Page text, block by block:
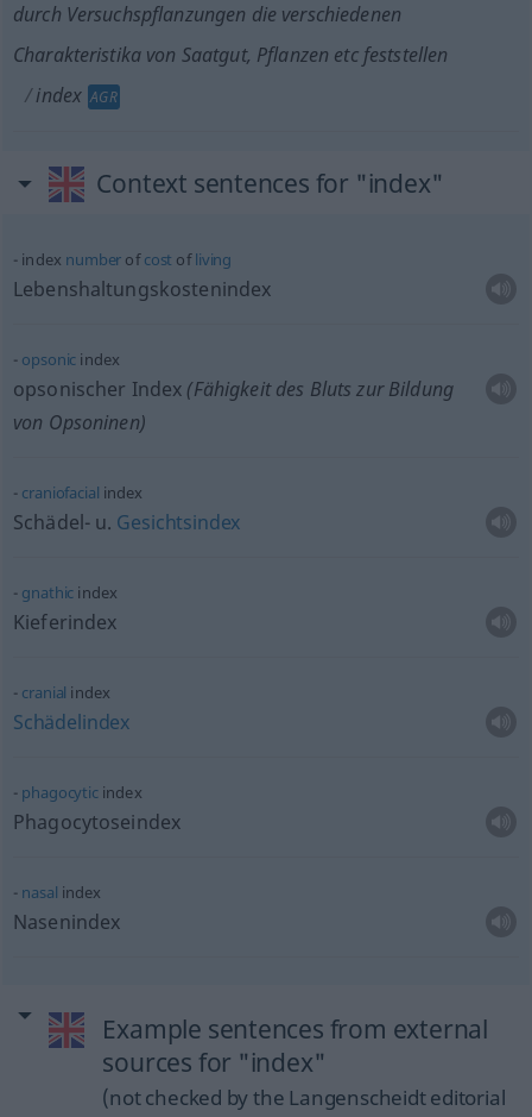
durch Versuchspflanzungen die verschiedenen
Charakteristika von Saatgut, Pflanzen etcfeststellen
index AGR
Context sentences for "index"
index number ofcost ofliving
Lebenshaltungskostenindex
opsonic index
opsonischer Index (Fähigkeit des Bluts zur Bildung
von Opsoninen)
craniofacial index
Schädel- u. Gesichtsindex
gnathic index
Kieferindex
cranial index
Schädelindex
phagocyticindex
Phagocytoseindex
nasal index
Nasenindex
Example sentences from external
sources for "index"
(not checked by the Langenscheidt editorial